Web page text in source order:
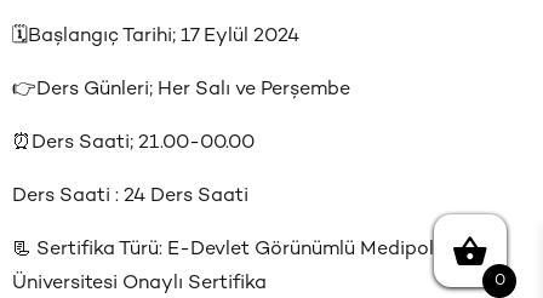
🗓️Başlangıç Tarihi; 17 Eylül 2024
👉Ders Günleri; Her Salı ve Perşembe
⏰Ders Saati; 21.00-00.00
Ders Saati : 24 Ders Saati
📃 Sertifika Türü: E-Devlet Görünümlü Medipol
Üniversitesi Onaylı Sertifika
0